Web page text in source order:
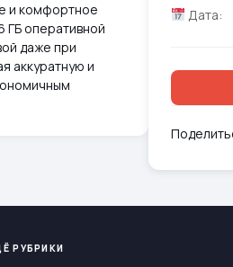
и комфортное
ГБ оперативной
даже при
аккуратную и
Дата:
РУБРИКИ